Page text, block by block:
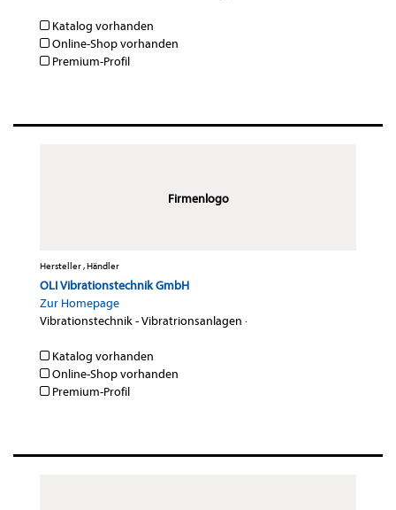
Katalog vorhanden
Online-Shop vorhanden
Premium-Profil
Firmenlogo
Hersteller , Händler
OLI Vibrationstechnik GmbH
Zur Homepage
Vibrationstechnik - Vibratrionsanlagen ·
Katalog vorhanden
Online-Shop vorhanden
Premium-Profil